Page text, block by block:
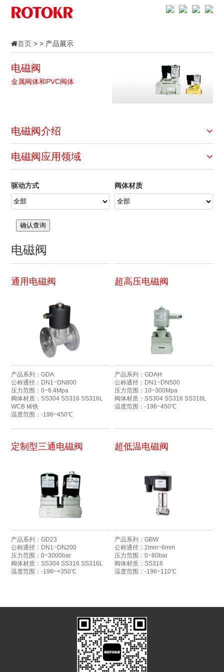
首页 > > 产品展示
电磁阀
金属阀体和PVC阀体
电磁阀介绍
电磁阀应用领域
驱动方式 阀体材质
确认查询
电磁阀
通用电磁阀
产品系列：GDA
公称通径：DN1~DN800
压力范围：0~6.4Mpa
阀体材质：SS304 SS316 SS316L
WCB 铸铁
温度范围：-196~450℃
超高压电磁阀
产品系列：GDAH
公称通径：DN1~DN500
压力范围：10~300Mpa
阀体材质：SS304 SS316 SS316L
温度范围：-196~450℃
定制型三通电磁阀
产品系列：GD23
公称通径：DN1~DN200
压力范围：0~3000bar
阀体材质：SS304 SS316 SS316L
温度范围：-196~+350℃
超低温电磁阀
产品系列：GBW
公称通径：2mm~6mm
压力范围：0~80bar
阀体材质：SS316
温度范围：-196~110℃